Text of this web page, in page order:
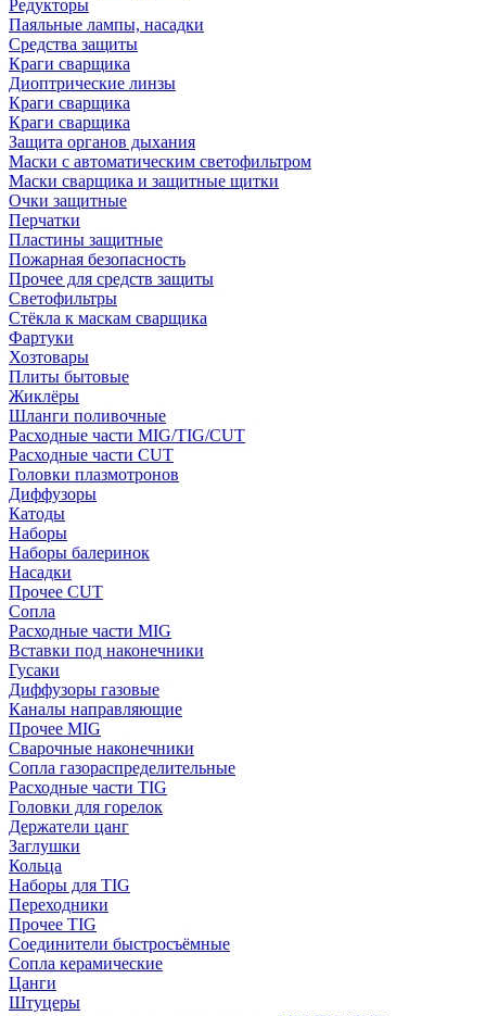
Редукторы
Паяльные лампы, насадки
Средства защиты
Краги сварщика
Диоптрические линзы
Краги сварщика
Краги сварщика
Защита органов дыхания
Маски с автоматическим светофильтром
Маски сварщика и защитные щитки
Очки защитные
Перчатки
Пластины защитные
Пожарная безопасность
Прочее для средств защиты
Светофильтры
Стёкла к маскам сварщика
Фартуки
Хозтовары
Плиты бытовые
Жиклёры
Шланги поливочные
Расходные части MIG/TIG/CUT
Расходные части CUT
Головки плазмотронов
Диффузоры
Катоды
Наборы
Наборы балеринок
Насадки
Прочее CUT
Сопла
Расходные части MIG
Вставки под наконечники
Гусаки
Диффузоры газовые
Каналы направляющие
Прочее MIG
Сварочные наконечники
Сопла газораспределительные
Расходные части TIG
Головки для горелок
Держатели цанг
Заглушки
Кольца
Наборы для TIG
Переходники
Прочее TIG
Соединители быстросъёмные
Сопла керамические
Цанги
Штуцеры